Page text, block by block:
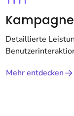
Detaillierte
Mehr entdecken